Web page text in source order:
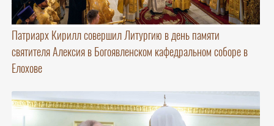
Патриарх Кирилл совершил Литургию в день памяти
святителя Алексия в Богоявленском кафедральном соборе в
Елохове